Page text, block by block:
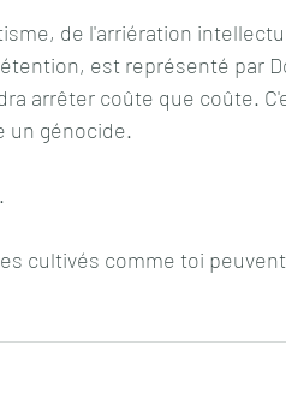
de l'arriération
est représenté par
arrêter coûte que coûte.
un génocide.
cultivés comme toi